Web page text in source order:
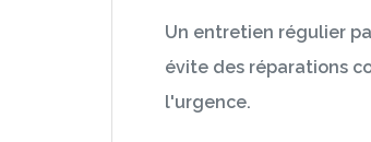
Un entretien régulier
évite des réparations
l'urgence.